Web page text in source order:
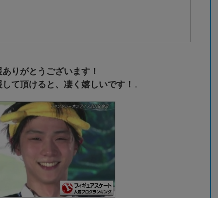
りがとうございます！
て頂けると、凄く嬉しいです！↓